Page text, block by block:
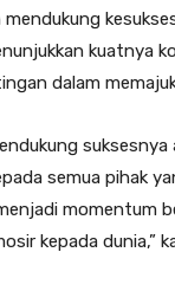
kuatnya
dalam
semua pihak
momentum
kepada dunia,”